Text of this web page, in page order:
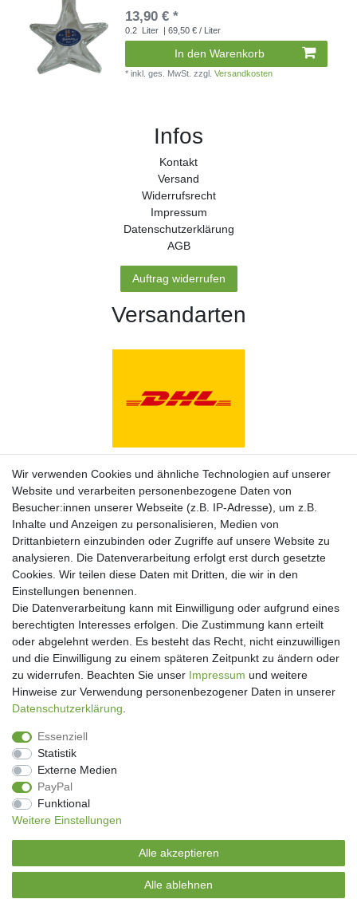
13,90 € *
0.2 Liter | 69,50 € / Liter
In den Warenkorb
*inkl. ges. MwSt. zzgl.Versandkosten
Infos
Kontakt
Versand
Widerrufs­recht
Impressum
Daten­schutz­erklärung
AGB
Auftrag widerrufen
Versandarten
Zahlungsarten
Newsletter
Newsletter
Hiermit bestätige ich, dass ich die
Genussecke-Seitz
© Copyright 2026 | Alle Rechte vorbehalten.
Wir verwenden Cookies und ähnliche Technologien auf unserer
Website und verarbeiten personenbezogene Daten von
Besucher:innen unserer Webseite (z.B. IP-Adresse), um z.B.
Inhalte und Anzeigen zu personalisieren, Medien von
Drittanbietern einzubinden oder Zugriffe auf unsere Website zu
analysieren. Die Datenverarbeitung erfolgt erst durch gesetzte
Cookies. Wir teilen diese Daten mit Dritten, die wir in den
Einstellungen benennen.
Die Datenverarbeitung kann mit Einwilligung oder aufgrund eines
berechtigten Interesses erfolgen. Die Zustimmung kann erteilt
oder abgelehnt werden. Es besteht das Recht, nicht einzuwilligen
und die Einwilligung zu einem späteren Zeitpunkt zu ändern oder
zu widerrufen. Beachten Sie unser Impressum und weitere
Hinweise zur Verwendung personenbezogener Daten in unserer
Daten­schutz­erklärung
Essenziell
Statistik
Externe Medien
PayPal
Funktional
Weitere Einstellungen
Alle akzeptieren
Alle ablehnen